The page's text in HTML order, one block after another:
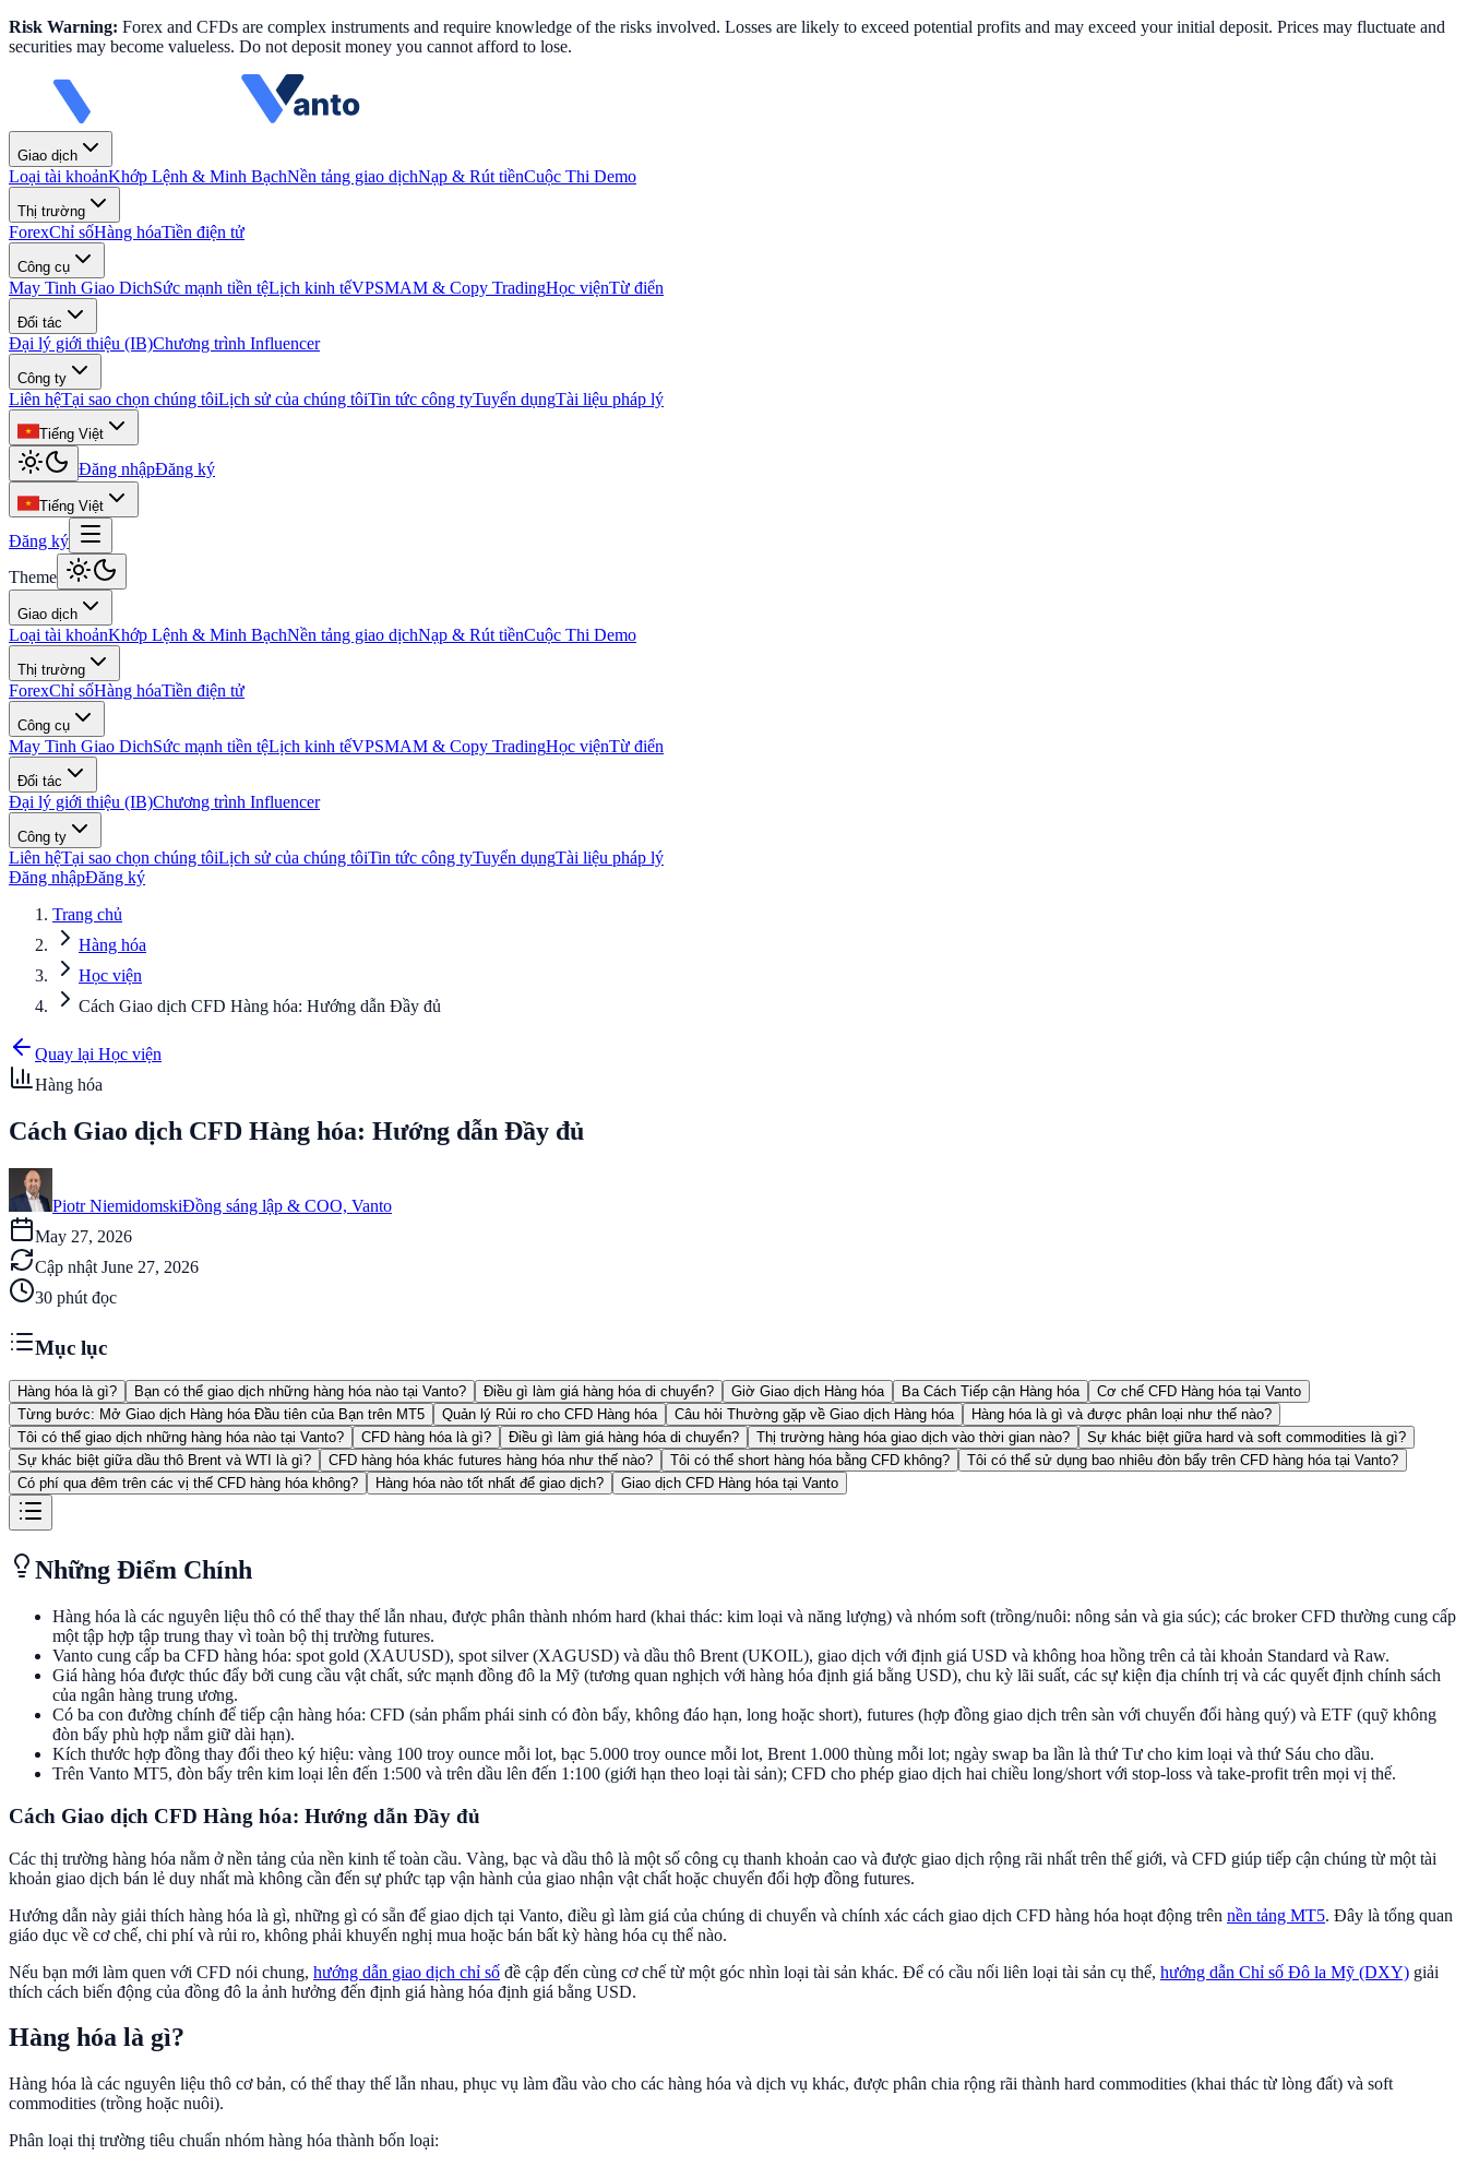
Risk Warning: Forex and CFDs are complex instruments and require knowledge of the risks involved. Losses are likely to exceed potential profits and may exceed your initial deposit. Prices may fluctuate and
securities may become valueless. Do not deposit money you cannot afford to lose.
Giao dịch
Loại tài khoảnKhớp Lệnh & Minh BạchNền tảng giao dịchNạp & Rút tiềnCuộc Thi Demo
Thị trường
ForexChỉ sốHàng hóaTiền điện tử
Công cụ
May Tinh Giao DichSức mạnh tiền tệLịch kinh tếVPSMAM & Copy TradingHọc việnTừ điển
Đối tác
Đại lý giới thiệu (IB)Chương trình Influencer
Công ty
Liên hệTại sao chọn chúng tôiLịch sử của chúng tôiTin tức công tyTuyển dụngTài liệu pháp lý
Tiếng Việt
Đăng nhậpĐăng ký
Tiếng Việt
Đăng ký
Theme
Giao dịch
Loại tài khoảnKhớp Lệnh & Minh BạchNền tảng giao dịchNạp & Rút tiềnCuộc Thi Demo
Thị trường
ForexChỉ sốHàng hóaTiền điện tử
Công cụ
May Tinh Giao DichSức mạnh tiền tệLịch kinh tếVPSMAM & Copy TradingHọc việnTừ điển
Đối tác
Đại lý giới thiệu (IB)Chương trình Influencer
Công ty
Liên hệTại sao chọn chúng tôiLịch sử của chúng tôiTin tức công tyTuyển dụngTài liệu pháp lý
Đăng nhậpĐăng ký
Trang chủ
Hàng hóa
Học viện
Cách Giao dịch CFD Hàng hóa: Hướng dẫn Đầy đủ
Quay lại Học viện
Hàng hóa
Cách Giao dịch CFD Hàng hóa: Hướng dẫn Đầy đủ
Piotr NiemidomskiĐồng sáng lập & COO, Vanto
May 27, 2026
Cập nhật June 27, 2026
30 phút đọc
Mục lục
Hàng hóa là gì? Bạn có thể giao dịch những hàng hóa nào tại Vanto? Điều gì làm giá hàng hóa di chuyển? Giờ Giao dịch Hàng hóa Ba Cách Tiếp cận Hàng hóa
Cơ chế CFD Hàng hóa tại Vanto
Từng bước: Mở Giao dịch Hàng hóa Đầu tiên của Bạn trên MT5
Quản lý Rủi ro cho CFD Hàng hóa Câu hỏi Thường gặp về Giao dịch Hàng hóa
Hàng hóa là gì và được phân loại như thế nào?
Tôi có thể giao dịch những hàng hóa nào tại Vanto?
CFD hàng hóa là gì? Điều gì làm giá hàng hóa di chuyển? Thị trường hàng hóa giao dịch vào thời gian nào?
Sự khác biệt giữa hard và soft commodities là gì?
Sự khác biệt giữa dầu thô Brent và WTI là gì?
CFD hàng hóa khác futures hàng hóa như thế nào? Tôi có thể short hàng hóa bằng CFD không?
Tôi có thể sử dụng bao nhiêu đòn bẩy trên CFD hàng hóa tại Vanto?
Có phí qua đêm trên các vị thế CFD hàng hóa không?
Hàng hóa nào tốt nhất để giao dịch? Giao dịch CFD Hàng hóa tại Vanto
Những Điểm Chính
Hàng hóa là các nguyên liệu thô có thể thay thế lẫn nhau, được phân thành nhóm hard (khai thác: kim loại và năng lượng) và nhóm soft (trồng/nuôi: nông sản và gia súc); các broker CFD thường cung cấp
một tập hợp tập trung thay vì toàn bộ thị trường futures.
Vanto cung cấp ba CFD hàng hóa: spot gold (XAUUSD), spot silver (XAGUSD) và dầu thô Brent (UKOIL), giao dịch với định giá USD và không hoa hồng trên cả tài khoản Standard và Raw.
Giá hàng hóa được thúc đẩy bởi cung cầu vật chất, sức mạnh đồng đô la Mỹ (tương quan nghịch với hàng hóa định giá bằng USD), chu kỳ lãi suất, các sự kiện địa chính trị và các quyết định chính sách
của ngân hàng trung ương.
Có ba con đường chính để tiếp cận hàng hóa: CFD (sản phẩm phái sinh có đòn bẩy, không đáo hạn, long hoặc short), futures (hợp đồng giao dịch trên sàn với chuyển đổi hàng quý) và ETF (quỹ không
đòn bẩy phù hợp nắm giữ dài hạn).
Kích thước hợp đồng thay đổi theo ký hiệu: vàng 100 troy ounce mỗi lot, bạc 5.000 troy ounce mỗi lot, Brent 1.000 thùng mỗi lot; ngày swap ba lần là thứ Tư cho kim loại và thứ Sáu cho dầu.
Trên Vanto MT5, đòn bẩy trên kim loại lên đến 1:500 và trên dầu lên đến 1:100 (giới hạn theo loại tài sản); CFD cho phép giao dịch hai chiều long/short với stop-loss và take-profit trên mọi vị thế.
Cách Giao dịch CFD Hàng hóa: Hướng dẫn Đầy đủ
Các thị trường hàng hóa nằm ở nền tảng của nền kinh tế toàn cầu. Vàng, bạc và dầu thô là một số công cụ thanh khoản cao và được giao dịch rộng rãi nhất trên thế giới, và CFD giúp tiếp cận chúng từ một tài
khoản giao dịch bán lẻ duy nhất mà không cần đến sự phức tạp vận hành của giao nhận vật chất hoặc chuyển đổi hợp đồng futures.
Hướng dẫn này giải thích hàng hóa là gì, những gì có sẵn để giao dịch tại Vanto, điều gì làm giá của chúng di chuyển và chính xác cách giao dịch CFD hàng hóa hoạt động trên nền tảng MT5. Đây là tổng quan
giáo dục về cơ chế, chi phí và rủi ro, không phải khuyến nghị mua hoặc bán bất kỳ hàng hóa cụ thể nào.
Nếu bạn mới làm quen với CFD nói chung, hướng dẫn giao dịch chỉ số đề cập đến cùng cơ chế từ một góc nhìn loại tài sản khác. Để có cầu nối liên loại tài sản cụ thể, hướng dẫn Chỉ số Đô la Mỹ (DXY) giải
thích cách biến động của đồng đô la ảnh hưởng đến định giá hàng hóa định giá bằng USD.
Hàng hóa là gì?
Hàng hóa là các nguyên liệu thô cơ bản, có thể thay thế lẫn nhau, phục vụ làm đầu vào cho các hàng hóa và dịch vụ khác, được phân chia rộng rãi thành hard commodities (khai thác từ lòng đất) và soft
commodities (trồng hoặc nuôi).
Phân loại thị trường tiêu chuẩn nhóm hàng hóa thành bốn loại: